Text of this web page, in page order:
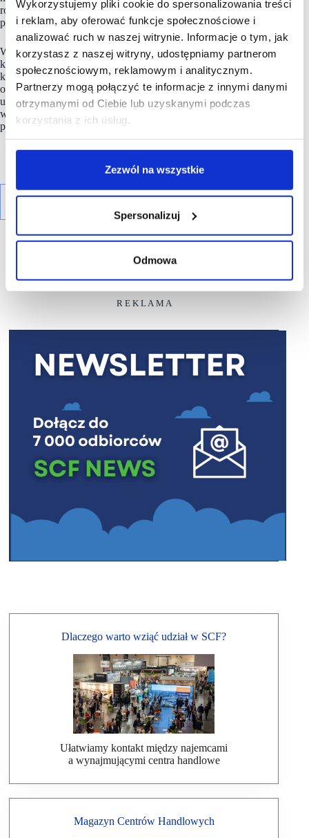
Wykorzystujemy pliki cookie do spersonalizowania treści
i reklam, aby oferować funkcje społecznościowe i
analizować ruch w naszej witrynie. Informacje o tym, jak
korzystasz z naszej witryny, udostępniamy partnerom
społecznościowym, reklamowym i analitycznym.
Partnerzy mogą połączyć te informacje z innymi danymi
otrzymanymi od Ciebie lub uzyskanymi podczas
korzystania z ich usług.
Zezwól na wszystkie
Spersonalizuj
Odmowa
rozrywkowej, kulturalnej, lifestyle, związanych z miejscem
pracy czy wypoczynkiem, a nawet logistyką.
W swoim portfolio posiada 20 nieruchomości komercyjnych,
które są odwiedzane rocznie przez blisko 36 mln
klientów.Sierra Balmaindysponuje fachową wiedzą rynkową
oraz zespołem wykwalifikowanych specjalistów
umożliwiającym kompleksową i spójną realizację najbardziej
wymagających projektów. Spółkę cechuje indywidualne
podejście do każdej zarządzanej nieruchomości.
R E K L A M A
Dlaczego warto wziąć udział w SCF?
Ułatwiamy kontakt między najemcami
a wynajmującymi centra handlowe
Magazyn Centrów Handlowych